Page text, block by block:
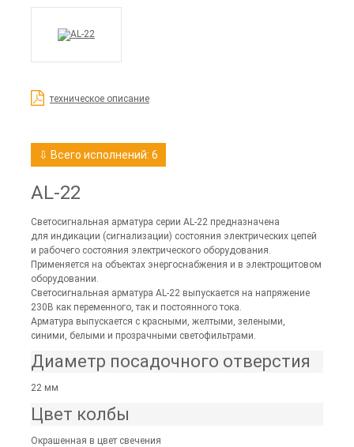
техническое описание
⇩ Всего исполнений: 6
AL-22
Светосигнальная арматура серии AL-22 предназначена
для индикации (сигнализации) состояния электрических цепей
и рабочего состояния электрического оборудования.
Применяется на объектах энергоснабжения и в электрощитовом
оборудовании.
Светосигнальная арматура AL-22 выпускается на напряжение
230B как переменного, так и постоянного тока.
Арматура выпускается с красными, желтыми, зелеными,
синими, белыми и прозрачными светофильтрами.
Диаметр посадочного отверстия
22 мм
Цвет колбы
Окрашенная в цвет свечения